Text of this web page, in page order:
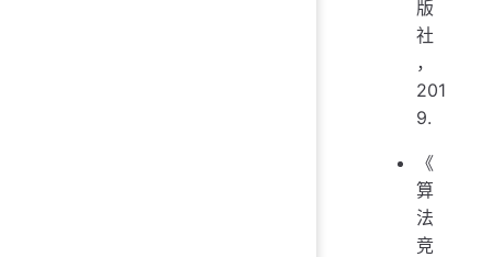
版
社
，
201
9.
《
算
法
竞